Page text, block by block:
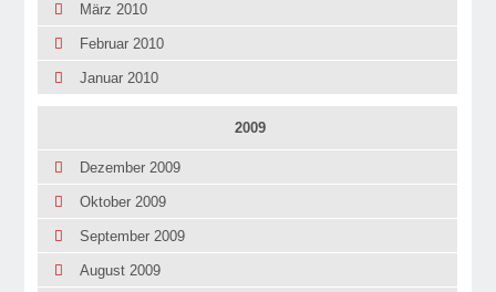
März 2010
Februar 2010
Januar 2010
2009
Dezember 2009
Oktober 2009
September 2009
August 2009